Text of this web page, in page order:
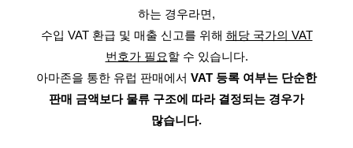
하는 경우라면,
수입 VAT 환급 및 매출 신고를 위해 해당 국가의 VAT
번호가 필요할 수 있습니다.
아마존을 통한 유럽 판매에서 VAT 등록 여부는 단순한
판매 금액보다 물류 구조에 따라 결정되는 경우가
많습니다.